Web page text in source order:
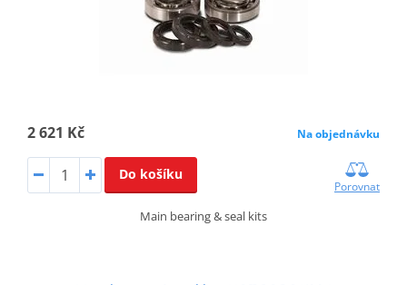
2 621 Kč Na objednávku
Do košíku
Porovnat
Main bearing & seal kits